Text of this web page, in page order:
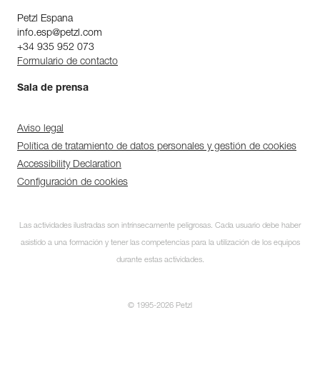
Petzl Espana
info.esp@petzl.com
+34 935 952 073
Formulario de contacto
Sala de prensa
Aviso legal
Política de tratamiento de datos personales y gestión de cookies
Accessibility Declaration
Configuración de cookies
Las actividades ilustradas son intrínsecamente peligrosas. Cada usuario debe haber
asistido a una formación y tener las competencias para la utilización de los equipos
durante estas actividades.
© 1995-2026 Petzl